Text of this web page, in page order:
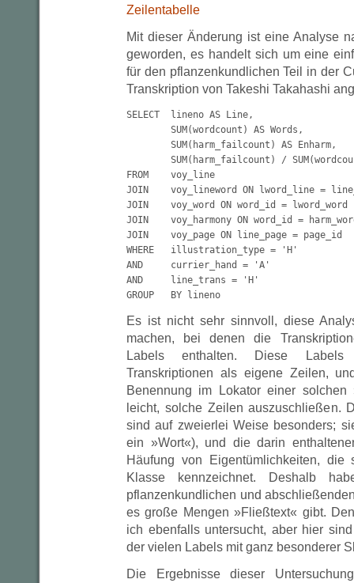
Zeilentabelle
Mit dieser Änderung ist eine Analyse
geworden, es handelt sich um eine
für den pflanzenkundlichen Teil in der
Transkription von Takeshi Takahashi
SELECT 	lineno AS Line,
FROM	voy_line
JOIN	voy_lineword ON lword_line = line_id
JOIN	voy_word ON word_id = lword_word
JOIN	voy_harmony ON word_id = harm_word
JOIN	voy_page ON line_page = page_id
WHERE	illustration_type = 'H'
AND	currier_hand = 'A'
AND	line_trans = 'H'
GROUP 	BY lineno
Es ist nicht sehr sinnvoll, diese
machen, bei denen die
Labels enthalten. Diese
Transkriptionen als eigene Zeilen,
Benennung im Lokator einer
leicht, solche Zeilen auszuschließen.
sind auf zweierlei Weise besonders;
ein »Wort«), und die darin
Häufung von Eigentümlichkeiten,
Klasse kennzeichnet. Deshalb
pflanzenkundlichen und
es große Mengen »Fließtext« gibt.
ich ebenfalls untersucht, aber hier
der vielen Labels mit ganz besonderer
Die Ergebnisse dieser